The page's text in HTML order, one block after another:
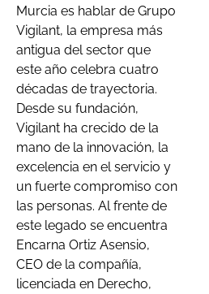
Murcia es hablar de Grupo
Vigilant, la empresa más
antigua del sector que
este año celebra cuatro
décadas de trayectoria.
Desde su fundación,
Vigilant ha crecido de la
mano de la innovación, la
excelencia en el servicio y
un fuerte compromiso con
las personas. Al frente de
este legado se encuentra
Encarna Ortiz Asensio,
CEO de la compañía,
licenciada en Derecho,